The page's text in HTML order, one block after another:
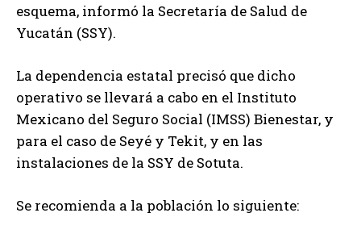
esquema, informó la Secretaría de Salud de
Yucatán (SSY).
La dependencia estatal precisó que dicho
operativo se llevará a cabo en el Instituto
Mexicano del Seguro Social (IMSS) Bienestar, y
para el caso de Seyé y Tekit, y en las
instalaciones de la SSY de Sotuta.
Se recomienda a la población lo siguiente: